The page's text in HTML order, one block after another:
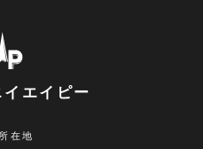
エイピー
在地